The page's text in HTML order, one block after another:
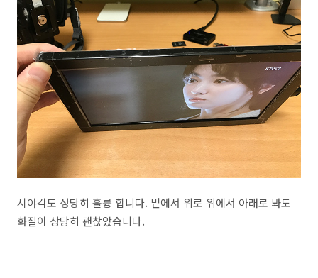
시야각도 상당히 훌륭 합니다. 밑에서 위로 위에서 아래로 봐도
화질이 상당히 괜찮았습니다.